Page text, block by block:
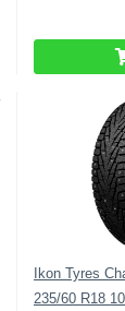
Ikon Tyres
235/60 R18